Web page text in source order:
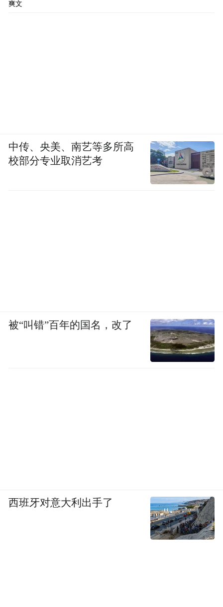
爽文
中传、央美、南艺等多所高
校部分专业取消艺考
被“叫错”百年的国名，改了
西班牙对意大利出手了